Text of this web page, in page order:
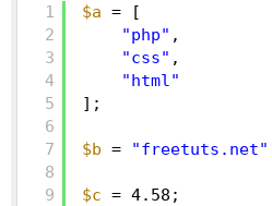
1
2
3
4
5
6
7
8
9
$a = [
"php" ,
"css" ,
"html"
];
$b = "freetuts.net"
$c = 4.58;